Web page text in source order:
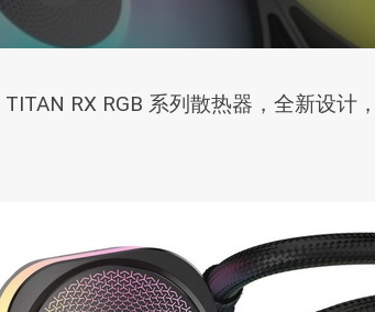
RX RGB 系列散热器，全新设